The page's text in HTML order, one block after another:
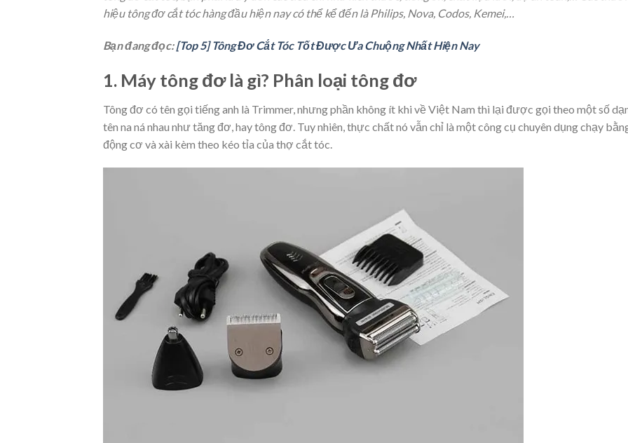
hiệu tông đơ cắt tóc hàng đầu hiện nay có thể kể đến là Philips, Nova, Codos, Kemei,…
Bạn đang đọc:[Top 5] Tông Đơ Cắt Tóc Tốt Được Ưa Chuộng Nhất Hiện Nay
1. Máy tông đơ là gì? Phân loại tông đơ
Tông đơ có tên gọi tiếng anh là Trimmer, nhưng phần không ít khi về Việt Nam thì lại được gọi theo một số
tên na ná nhau như tăng đơ, hay tông đơ. Tuy nhiên, thực chất nó vẫn chỉ là một công cụ chuyên dụng chạy
động cơ và xài kèm theo kéo tỉa của thợ cắt tóc.